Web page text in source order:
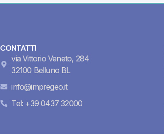
CONTATTI
via Vittorio Veneto, 284
32100 Belluno BL
info@impregeo.it
Tel: +39 0437 32000